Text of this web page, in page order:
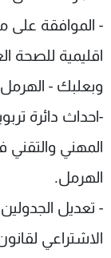
- الموافقة على
اقليمية للصحة
وبعلبك -
-احداث دائرة
المهني
الهرمل.
- تعديل
الاشتراعي